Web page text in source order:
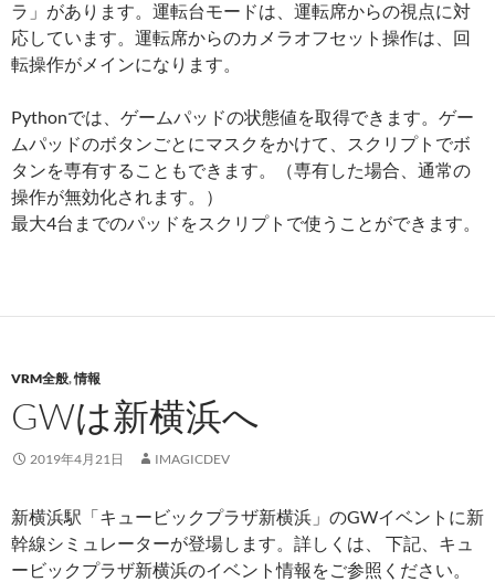
ラ」があります。運転台モードは、運転席からの視点に対
応しています。運転席からのカメラオフセット操作は、回
転操作がメインになります。
Pythonでは、ゲームパッドの状態値を取得できます。ゲー
ムパッドのボタンごとにマスクをかけて、スクリプトでボ
タンを専有することもできます。（専有した場合、通常の
操作が無効化されます。）
最大4台までのパッドをスクリプトで使うことができます。
VRM全般,情報
GWは新横浜へ
2019年4月21日 IMAGICDEV
新横浜駅「キュービックプラザ新横浜」のGWイベントに新
幹線シミュレーターが登場します。詳しくは、 下記、キュ
ービックプラザ新横浜のイベント情報をご参照ください。